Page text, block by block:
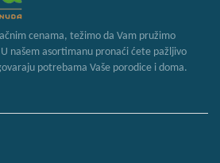
cenama, težimo da Vam pružimo
našem asortimanu pronaći ćete pažljivo
potrebama Vaše porodice i doma.